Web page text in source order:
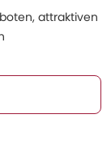
attraktiven